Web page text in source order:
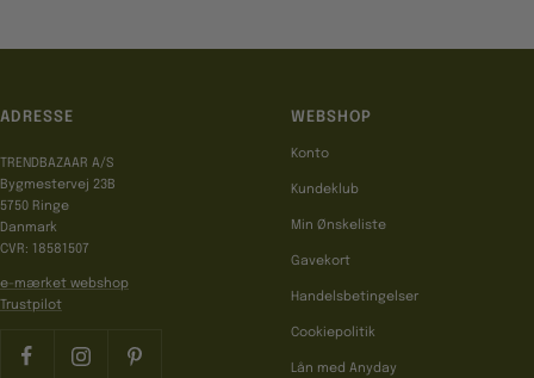
ADRESSE
TRENDBAZAAR A/S
Bygmestervej 23B
5750 Ringe
Danmark
CVR: 18581507
e-mærket webshop
Trustpilot
WEBSHOP
Konto
Kundeklub
Min Ønskeliste
Gavekort
Handelsbetingelser
Cookiepolitik
Lån med Anyday